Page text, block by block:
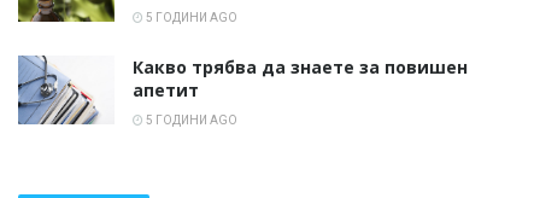
5 ГОДИНИ AGO
Какво трябва да знаете за повишен
апетит
5 ГОДИНИ AGO